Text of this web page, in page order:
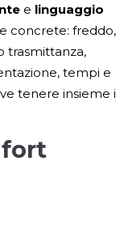
e linguaggio
concrete: freddo,
trasmittanza,
tempi e
tenere insieme i